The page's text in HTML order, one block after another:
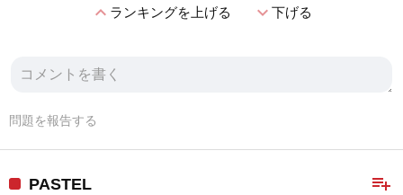
expand_lessランキングを上げる expand_more下げる
問題を報告する
playlist_add
PASTEL